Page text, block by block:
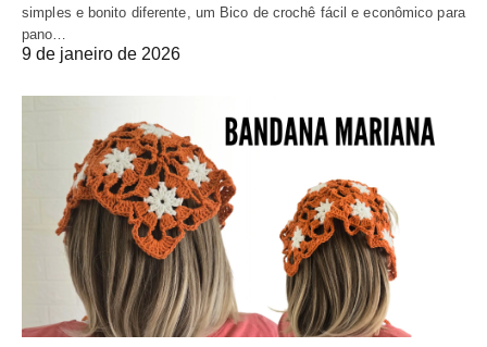
simples e bonito diferente, um Bico de crochê fácil e econômico para
pano…
9 de janeiro de 2026